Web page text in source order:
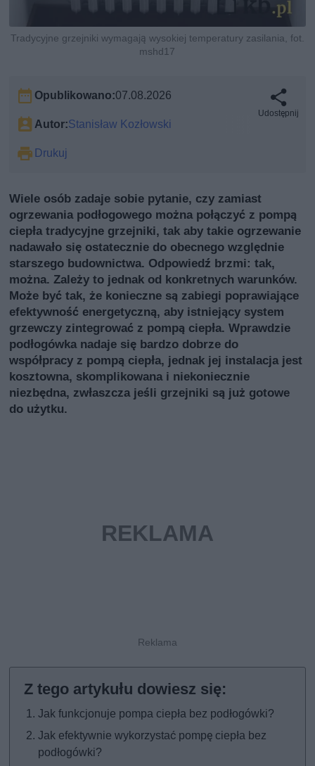
Tradycyjne grzejniki wymagają wysokiej temperatury zasilania, fot.
mshd17
Opublikowano:07.08.2026
Autor:Stanisław Kozłowski
Drukuj
Udostępnij
Wiele osób zadaje sobie pytanie, czy zamiast
ogrzewania podłogowego można połączyć z pompą
ciepła tradycyjne grzejniki, tak aby takie ogrzewanie
nadawało się ostatecznie do obecnego względnie
starszego budownictwa. Odpowiedź brzmi: tak,
można. Zależy to jednak od konkretnych warunków.
Może być tak, że konieczne są zabiegi poprawiające
efektywność energetyczną, aby istniejący system
grzewczy zintegrować z pompą ciepła. Wprawdzie
podłogówka nadaje się bardzo dobrze do
współpracy z pompą ciepła, jednak jej instalacja jest
kosztowna, skomplikowana i niekoniecznie
niezbędna, zwłaszcza jeśli grzejniki są już gotowe
do użytku.
Jak funkcjonuje pompa ciepła bez podłogówki?
Jak efektywnie wykorzystać pompę ciepła bez
podłogówki?